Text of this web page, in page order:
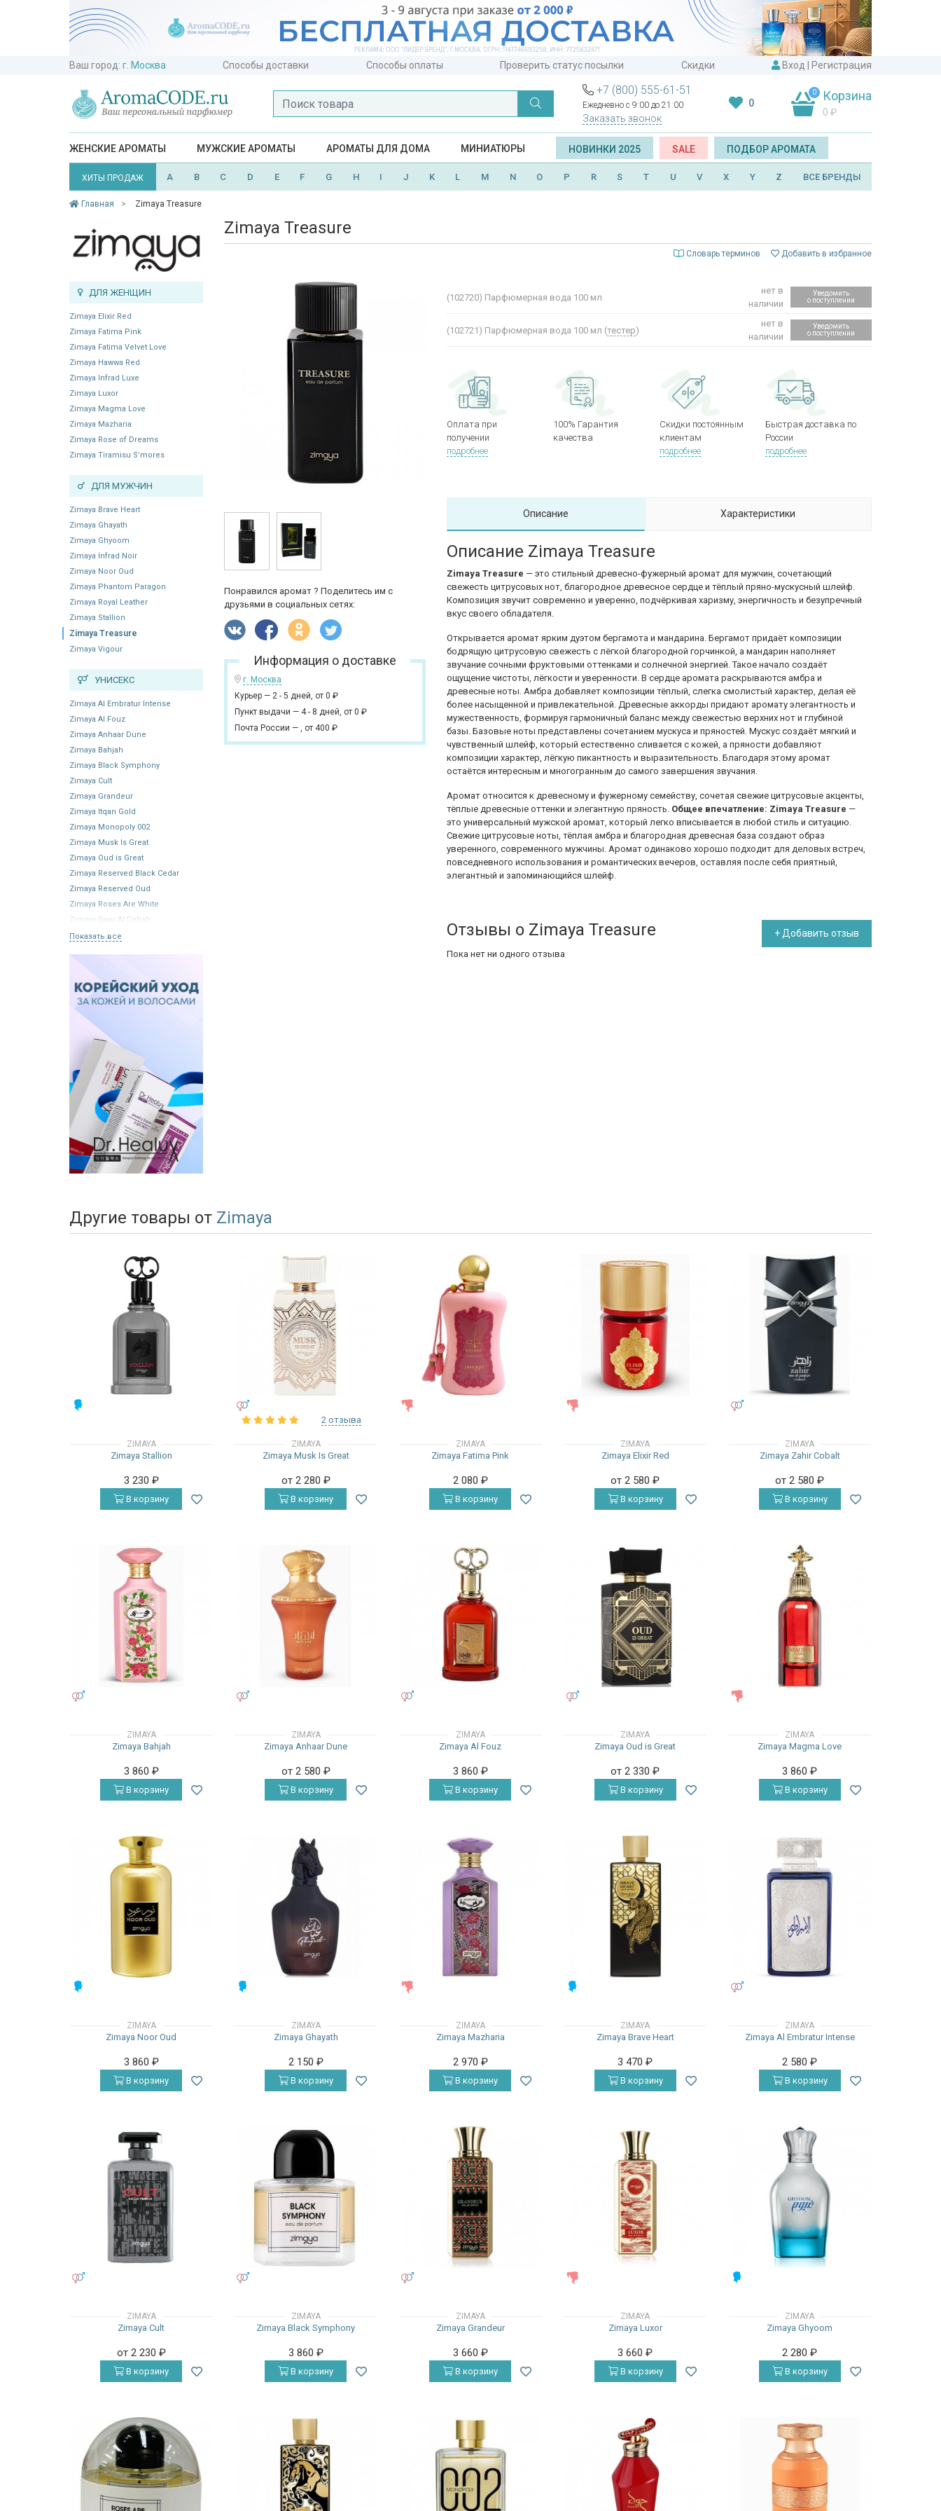
Ваш город: г. Москва Способы доставки Способы оплаты Проверить статус посылки Скидки Вход Регистрация
+7 (800) 555-61-51
Ежедневно с 9:00 до 21:00
Заказать звонок
0
0 Корзина
0 ₽
ЖЕНСКИЕ АРОМАТЫ МУЖСКИЕ АРОМАТЫ АРОМАТЫ ДЛЯ ДОМА МИНИАТЮРЫ НОВИНКИ 2025 SALE ПОДБОР АРОМАТА
ХИТЫ ПРОДАЖ A B C D E F G H I J K L M N O P R S T U V X Y Z ВСЕ БРЕНДЫ
Главная Zimaya Treasure
ДЛЯ ЖЕНЩИН
Zimaya Elixir Red
Zimaya Fatima Pink
Zimaya Fatima Velvet Love
Zimaya Hawwa Red
Zimaya Infrad Luxe
Zimaya Luxor
Zimaya Magma Love
Zimaya Mazharia
Zimaya Rose of Dreams
Zimaya Tiramisu S’mores
ДЛЯ МУЖЧИН
Zimaya Brave Heart
Zimaya Ghayath
Zimaya Ghyoom
Zimaya Infrad Noir
Zimaya Noor Oud
Zimaya Phantom Paragon
Zimaya Royal Leather
Zimaya Stallion
Zimaya Treasure
Zimaya Vigour
УНИСЕКС
Zimaya Al Embratur Intense
Zimaya Al Fouz
Zimaya Anhaar Dune
Zimaya Bahjah
Zimaya Black Symphony
Zimaya Cult
Zimaya Grandeur
Zimaya Itqan Gold
Zimaya Monopoly 002
Zimaya Musk Is Great
Zimaya Oud is Great
Zimaya Reserved Black Cedar
Zimaya Reserved Oud
Zimaya Roses Are White
Zimaya Swar Al Dahab
Показать все
Zimaya Treasure
Словарь терминов Добавить в избранное
Понравился аромат ? Поделитесь им с
друзьями в социальных сетях:
Информация о доставке
г. Москва
Курьер — 2 - 5 дней, от 0 ₽
Пункт выдачи — 4 - 8 дней, от 0 ₽
Почта России — , от 400 ₽
(102720) Парфюмерная вода 100 мл
нет в
наличии
Уведомить
о поступлении
(102721) Парфюмерная вода 100 мл (тестер)
нет в
наличии
Уведомить
о поступлении
Оплата при
получении
подробнее
100% Гарантия
качества
Скидки постоянным
клиентам
подробнее
Быстрая доставка по
России
подробнее
Описание Характеристики
Описание Zimaya Treasure
Zimaya Treasure — это стильный древесно-фужерный аромат для мужчин, сочетающий
свежесть цитрусовых нот, благородное древесное сердце и тёплый пряно-мускусный шлейф.
Композиция звучит современно и уверенно, подчёркивая харизму, энергичность и безупречный
вкус своего обладателя.
Открывается аромат ярким дуэтом бергамота и мандарина. Бергамот придаёт композиции
бодрящую цитрусовую свежесть с лёгкой благородной горчинкой, а мандарин наполняет
звучание сочными фруктовыми оттенками и солнечной энергией. Такое начало создаёт
ощущение чистоты, лёгкости и уверенности. В сердце аромата раскрываются амбра и
древесные ноты. Амбра добавляет композиции тёплый, слегка смолистый характер, делая её
более насыщенной и привлекательной. Древесные аккорды придают аромату элегантность и
мужественность, формируя гармоничный баланс между свежестью верхних нот и глубиной
базы. Базовые ноты представлены сочетанием мускуса и пряностей. Мускус создаёт мягкий и
чувственный шлейф, который естественно сливается с кожей, а пряности добавляют
композиции характер, лёгкую пикантность и выразительность. Благодаря этому аромат
остаётся интересным и многогранным до самого завершения звучания.
Аромат относится к древесному и фужерному семейству, сочетая свежие цитрусовые акценты,
тёплые древесные оттенки и элегантную пряность. Общее впечатление: Zimaya Treasure —
это универсальный мужской аромат, который легко вписывается в любой стиль и ситуацию.
Свежие цитрусовые ноты, тёплая амбра и благородная древесная база создают образ
уверенного, современного мужчины. Аромат одинаково хорошо подходит для деловых встреч,
повседневного использования и романтических вечеров, оставляя после себя приятный,
элегантный и запоминающийся шлейф.
Отзывы о Zimaya Treasure + Добавить отзыв
Пока нет ни одного отзыва
Другие товары от Zimaya
ZIMAYA
Zimaya Stallion
3 230 ₽
В корзину
2 отзыва
ZIMAYA
Zimaya Musk Is Great
от 2 280 ₽
В корзину
ZIMAYA
Zimaya Fatima Pink
2 080 ₽
В корзину
ZIMAYA
Zimaya Elixir Red
от 2 580₽
В корзину
ZIMAYA
Zimaya Zahir Cobalt
от 2 580₽
В корзину
ZIMAYA
Zimaya Bahjah
3 860 ₽
В корзину
ZIMAYA
Zimaya Anhaar Dune
от 2 580 ₽
В корзину
ZIMAYA
Zimaya Al Fouz
3 860 ₽
В корзину
ZIMAYA
Zimaya Oud is Great
от 2 330₽
В корзину
ZIMAYA
Zimaya Magma Love
3 860₽
В корзину
ZIMAYA
Zimaya Noor Oud
3 860 ₽
В корзину
ZIMAYA
Zimaya Ghayath
2 150 ₽
В корзину
ZIMAYA
Zimaya Mazharia
2 970 ₽
В корзину
ZIMAYA
Zimaya Brave Heart
3 470₽
В корзину
ZIMAYA
Zimaya Al Embratur Intense
2 580₽
В корзину
ZIMAYA
Zimaya Cult
от 2 230 ₽
В корзину
ZIMAYA
Zimaya Black Symphony
3 860 ₽
В корзину
ZIMAYA
Zimaya Grandeur
3 660 ₽
В корзину
ZIMAYA
Zimaya Luxor
3 660₽
В корзину
ZIMAYA
Zimaya Ghyoom
2 280₽
В корзину